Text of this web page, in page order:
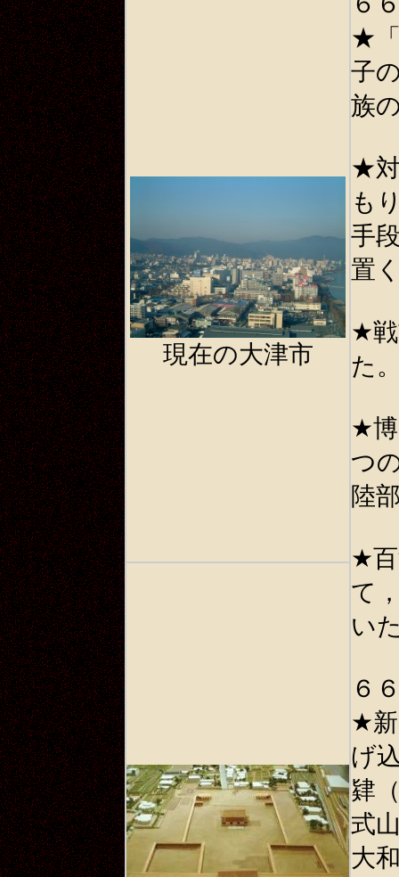
現在の大津市
★「
子
族
★対
も
手
置
★
た
★
つ
陸
★
て
い
６
★
げ
肄
式
大